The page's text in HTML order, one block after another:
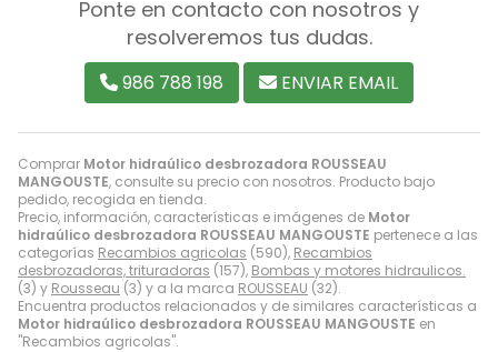
Comprar Motor hidraúlico desbrozadora ROUSSEAU
MANGOUSTE, consulte su precio con nosotros. Producto bajo
pedido, recogida en tienda.
Precio, información, características e imágenes de Motor
hidraúlico desbrozadora ROUSSEAU MANGOUSTE pertenece a las
categorías Recambios agricolas (590), Recambios
desbrozadoras, trituradoras (157), Bombas y motores hidraulicos.
(3) y Rousseau (3) y a la marca ROUSSEAU (32).
Encuentra productos relacionados y de similares características a
Motor hidraúlico desbrozadora ROUSSEAU MANGOUSTE en
"Recambios agricolas".
Ponte en contacto con nosotros y
resolveremos tus dudas.
986 788 198 ENVIAR EMAIL